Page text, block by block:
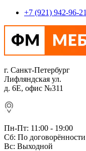
+7 (921) 942-96-21
г. Санкт-Петербург
Лифляндская ул.
д. 6Е, офис №311
Пн-Пт: 11:00 - 19:00
Сб: По договорённости
Вс: Выходной